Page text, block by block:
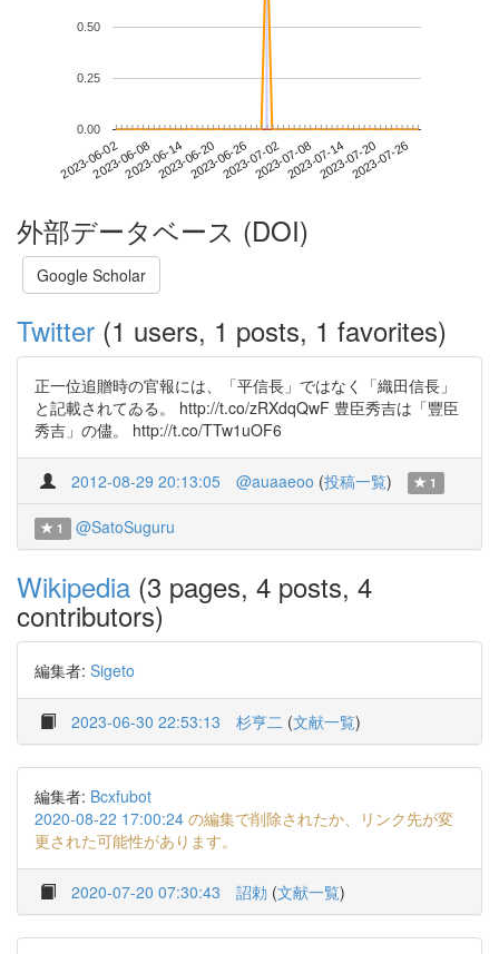
2023-06-022023-06-082023-06-142023-06-202023-06-262023-07-022023-07-082023-07-142023-07-202023-07-26
0.00
0.25
0.50
外部データベース (DOI)
Google Scholar
Twitter (1 users, 1 posts, 1 favorites)
正一位追贈時の官報には、「平信長」ではなく「織田信長」
と記載されてゐる。 http://t.co/zRXdqQwF 豊臣秀吉は「豐臣
秀吉」の儘。 http://t.co/TTw1uOF6
2012-08-29 20:13:05 @auaaeoo (投稿一覧) 1
1 @SatoSuguru
Wikipedia (3 pages, 4 posts, 4
contributors)
編集者: Sigeto
2023-06-30 22:53:13 杉亨二 (文献一覧)
編集者: Bcxfubot
2020-08-22 17:00:24 の編集で削除されたか、リンク先が変
更された可能性があります。
2020-07-20 07:30:43 詔勅 (文献一覧)